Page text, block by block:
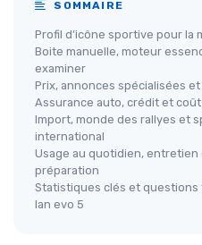
SOMMAIRE
Profil d’icône sportive pour la
Boite manuelle, moteur
examiner
Prix, annonces spécialisées
Assurance auto, crédit et
Import, monde des rallyes et
international
Usage au quotidien, entretien
préparation
Statistiques clés et
lan evo 5